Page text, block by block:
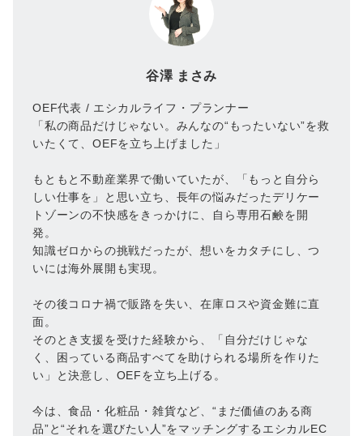
谷澤 まさみ
OEF代表 / エシカルライフ・プランナー
「私の商品だけじゃない。みんなの“もったいない”を救
いたくて、OEFを立ち上げました」
もともと不動産業界で働いていたが、「もっと自分ら
しい仕事を」と思い立ち、長年の悩みだったデリケー
トゾーンの不快感をきっかけに、自ら専用石鹸を開
発。
知識ゼロからの挑戦だったが、想いをカタチにし、つ
いには海外展開も実現。
その後コロナ禍で販路を失い、在庫ロスや資金難に直
面。
そのとき支援を受けた経験から、「自分だけじゃな
く、困っている商品すべてを助けられる場所を作りた
い」と決意し、OEFを立ち上げる。
今は、食品・化粧品・雑貨など、“まだ価値のある商
品”と“それを選びたい人”をマッチングするエシカルEC